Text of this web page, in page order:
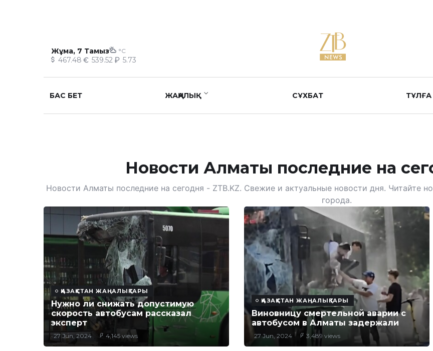
Жұма, 7 Тамыз °C
467.48 539.52 5.73
БАС БЕТ ЖАҢАЛЫҚ СҰХБАТ ТҰЛҒА
Новости Алматы последние на
Новости Алматы последние на сегодня - ZTB.KZ. Свежие и актуальные новости дня. Читайте
города.
ҚАЗАҚСТАН ЖАҢАЛЫҚТАРЫ
Нужно ли снижать допустимую
скорость автобусам рассказал
эксперт
27 Jun, 2024 4,145 views
ҚАЗАҚСТАН ЖАҢАЛЫҚТАРЫ
Виновницу смертельной аварии с
автобусом в Алматы задержали
27 Jun, 2024 3,489 views